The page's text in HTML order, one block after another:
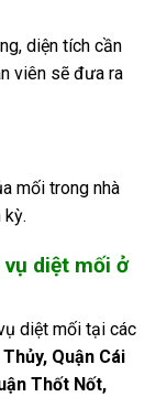
diện tích cần
viên sẽ đưa ra
mối trong nhà
kỳ.
diệt mối ở
diệt mối tại các
Quận Cái
Thốt Nốt,